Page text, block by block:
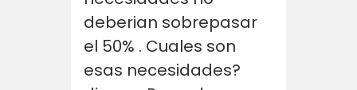
deberian sobrepasar
el 50% . Cuales son
esas necesidades?